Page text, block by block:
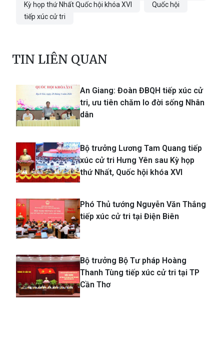
Kỳ họp thứ Nhất Quốc hội khóa XVI
Quốc hội
tiếp xúc cử tri
TIN LIÊN QUAN
An Giang: Đoàn ĐBQH tiếp xúc cử
tri, ưu tiên chăm lo đời sống Nhân
dân
Bộ trưởng Lương Tam Quang tiếp
xúc cử tri Hưng Yên sau Kỳ họp
thứ Nhất, Quốc hội khóa XVI
Phó Thủ tướng Nguyễn Văn Thắng
tiếp xúc cử tri tại Điện Biên
Bộ trưởng Bộ Tư pháp Hoàng
Thanh Tùng tiếp xúc cử tri tại TP
Cần Thơ